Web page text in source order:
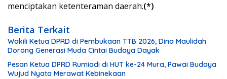
menciptakan ketenteraman daerah.(*)
Berita Terkait
Wakili Ketua DPRD di Pembukaan TTB 2026, Dina Maulidah
Dorong Generasi Muda Cintai Budaya Dayak
Pesan Ketua DPRD Rumiadi di HUT ke-24 Mura, Pawai Budaya
Wujud Nyata Merawat Kebinekaan